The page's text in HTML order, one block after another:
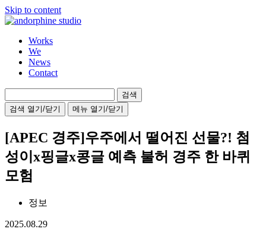
Skip to content
Works
We
News
Contact
색:검색 열기/닫기 메뉴 열기/닫기
[APEC 경주]우주에서 떨어진 선물?! 첨
성이x핑글x콩글 예측 불허 경주 한 바퀴
모험
정보
2025.08.29